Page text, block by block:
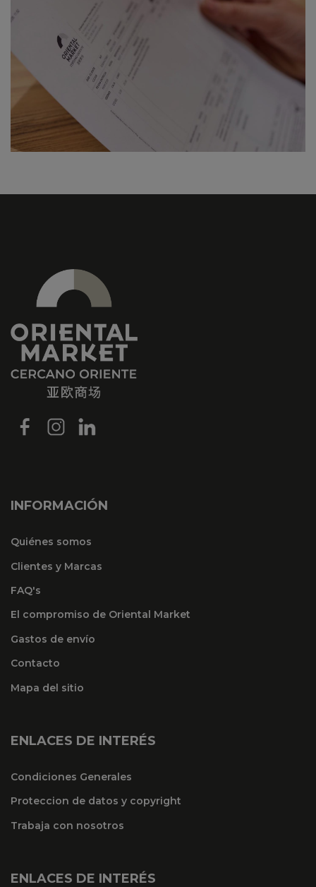
INFORMACIÓN
Quiénes somos
Clientes y Marcas
FAQ's
El compromiso de Oriental Market
Gastos de envío
Contacto
Mapa del sitio
ENLACES DE INTERÉS
Condiciones Generales
Proteccion de datos y copyright
Trabaja con nosotros
ENLACES DE INTERÉS